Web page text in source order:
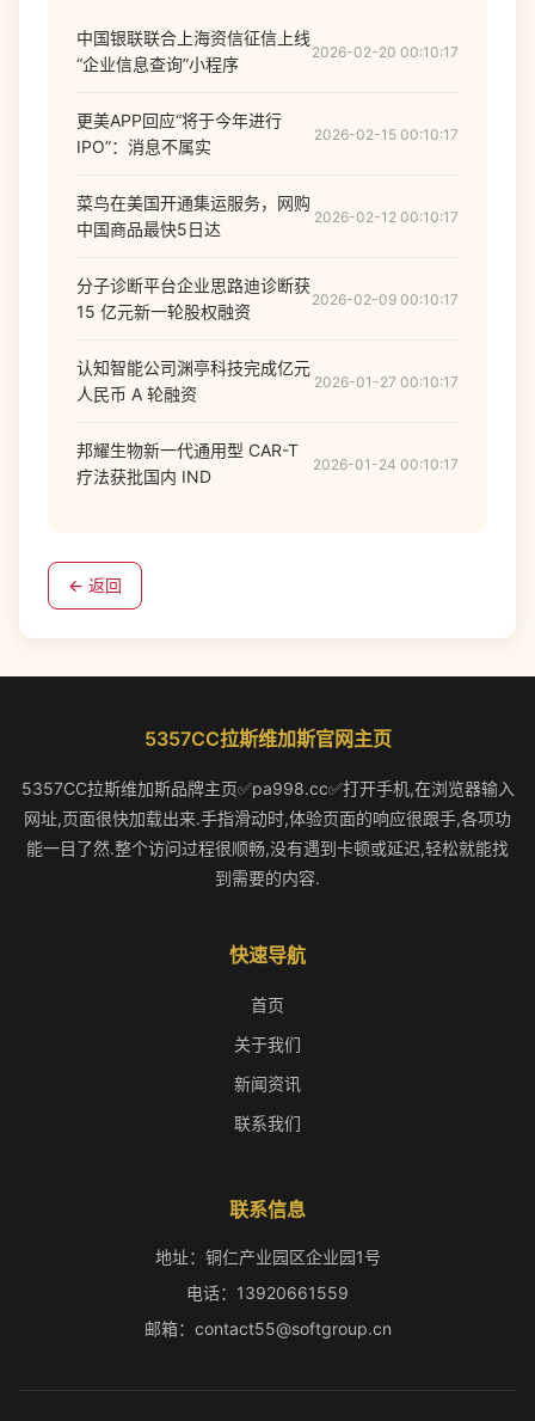
中国银联联合上海资信征信上线
“企业信息查询”小程序
2026-02-20 00:10:17
更美APP回应“将于今年进行
IPO”：消息不属实
2026-02-15 00:10:17
菜鸟在美国开通集运服务，网购
中国商品最快5日达
2026-02-12 00:10:17
分子诊断平台企业思路迪诊断获
15 亿元新一轮股权融资
2026-02-09 00:10:17
认知智能公司渊亭科技完成亿元
人民币 A 轮融资
2026-01-27 00:10:17
邦耀生物新一代通用型 CAR-T
疗法获批国内 IND
2026-01-24 00:10:17
← 返回
5357CC拉斯维加斯官网主页
5357CC拉斯维加斯品牌主页✅pa998.cc✅打开手机,在浏览器输入
网址,页面很快加载出来.手指滑动时,体验页面的响应很跟手,各项功
能一目了然.整个访问过程很顺畅,没有遇到卡顿或延迟,轻松就能找
到需要的内容.
快速导航
首页
关于我们
新闻资讯
联系我们
联系信息
地址：铜仁产业园区企业园1号
电话：13920661559
邮箱：contact55@softgroup.cn